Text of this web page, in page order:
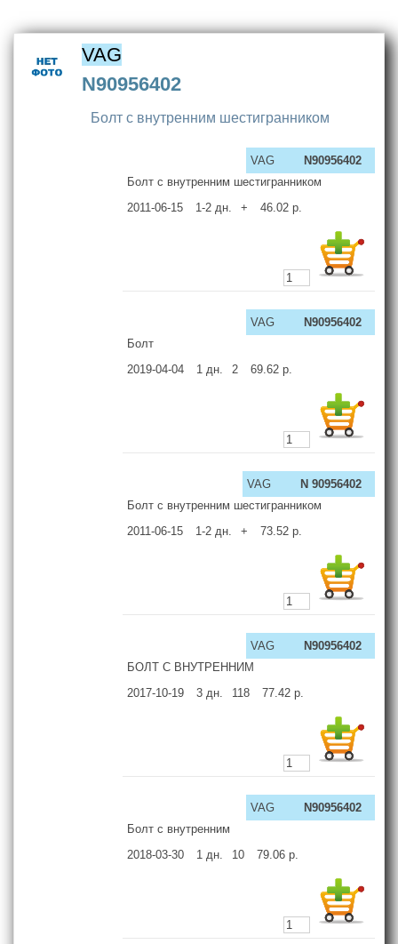
VAG
N90956402
Болт с внутренним шестигранником
VAG
N90956402
Болт с внутренним шестигранником
2011-06-15
1-2 дн. + 46.02 р.
VAG
N90956402
Болт
2019-04-04
1 дн. 2 69.62 р.
VAG
N 90956402
Болт с внутренним шестигранником
2011-06-15
1-2 дн. + 73.52 р.
VAG
N90956402
БОЛТ С ВНУТРЕННИМ
2017-10-19
3 дн. 118 77.42 р.
VAG
N90956402
Болт с внутренним
2018-03-30
1 дн. 10 79.06 р.